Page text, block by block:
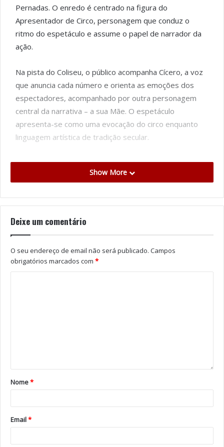
Pernadas. O enredo é centrado na figura do
Apresentador de Circo, personagem que conduz o
ritmo do espetáculo e assume o papel de narrador da
ação.
Na pista do Coliseu, o público acompanha Cícero, a voz
que anuncia cada número e orienta as emoções dos
espectadores, acompanhado por outra personagem
central da narrativa – a sua Mãe. O espetáculo
apresenta-se como uma evocação do circo enquanto
linguagem artística de tradição secular.
O programa inclui números de contorcionismo, barra
russa, espiral aérea, roda cyr, clowdswing, acrobacias
passatempo para a estreia do espetáculo. Para
participar, os interessados devem fazer gosto na
Tags Circo Coliseu do Porto Coliseu Ageas
Show More
Deixe um comentário
O seu endereço de email não será publicado. Campos
obrigatórios marcados com *
Nome*
Email*